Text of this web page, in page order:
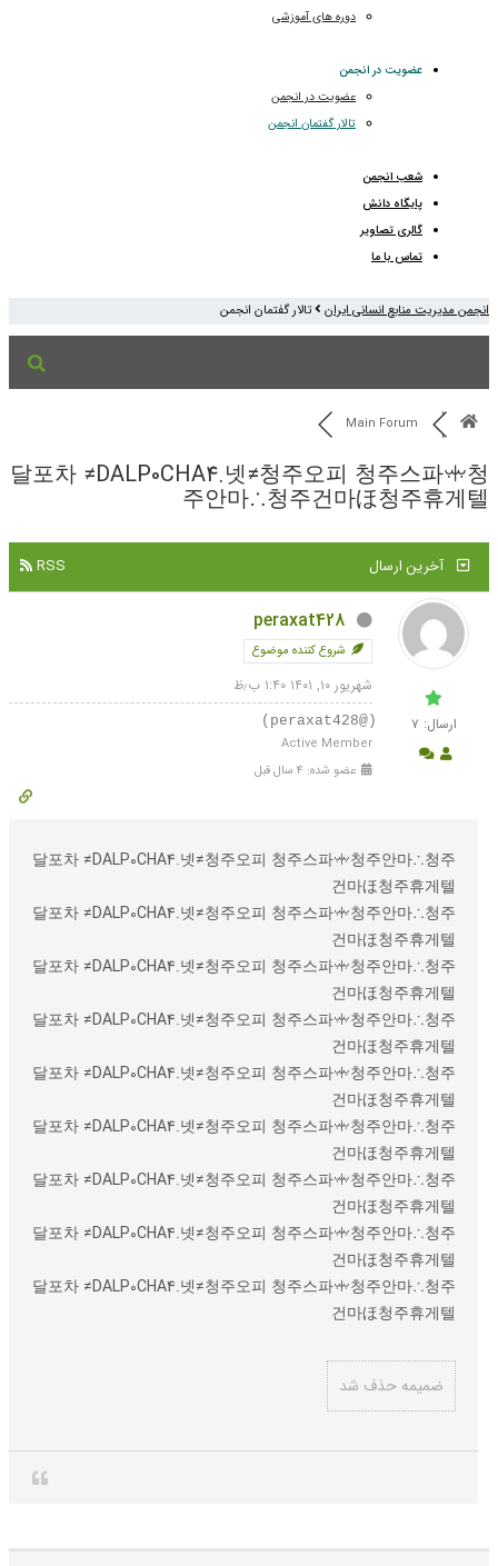
دوره های آموزشی
عضویت در انجمن
عضویت در انجمن
تالار گفتمان انجمن
شعب انجمن
پایگاه دانش
گالری تصاویر
تماس با ما
انجمن مدیریت منابع انسانی ایران تالار گفتمان انجمن
Main Forum
달포차 ≠DALP0CHA4.넷≠청주오피 청주스파ꗼ청
주안마∴청주건마ほ청주휴게텔
آخرین ارسال RSS
ارسال‌: ۷
peraxat428
شروع کننده موضوع
شهریور ۱۰, ۱۴۰۱ ۱:۴۰ ب٫ظ
(@peraxat428)
Active Member
عضو شده: ۴ سال قبل
달포차 ≠DALP0CHA4.넷≠청주오피 청주스파ꗼ청주안마∴청주
건마ほ청주휴게텔
달포차 ≠DALP0CHA4.넷≠청주오피 청주스파ꗼ청주안마∴청주
건마ほ청주휴게텔
달포차 ≠DALP0CHA4.넷≠청주오피 청주스파ꗼ청주안마∴청주
건마ほ청주휴게텔
달포차 ≠DALP0CHA4.넷≠청주오피 청주스파ꗼ청주안마∴청주
건마ほ청주휴게텔
달포차 ≠DALP0CHA4.넷≠청주오피 청주스파ꗼ청주안마∴청주
건마ほ청주휴게텔
달포차 ≠DALP0CHA4.넷≠청주오피 청주스파ꗼ청주안마∴청주
건마ほ청주휴게텔
달포차 ≠DALP0CHA4.넷≠청주오피 청주스파ꗼ청주안마∴청주
건마ほ청주휴게텔
달포차 ≠DALP0CHA4.넷≠청주오피 청주스파ꗼ청주안마∴청주
건마ほ청주휴게텔
달포차 ≠DALP0CHA4.넷≠청주오피 청주스파ꗼ청주안마∴청주
건마ほ청주휴게텔
ضمیمه حذف شد